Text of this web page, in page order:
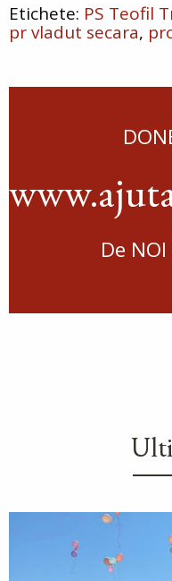
PS Teofil
pr vladut secara
De